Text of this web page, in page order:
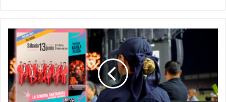
Todo
Listo
La
Sonora
Santanera:
SSP